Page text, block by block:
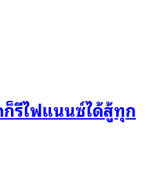
รีไฟแนนซ์ได้สู้ทุก